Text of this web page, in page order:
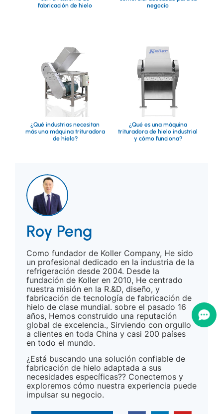
fabricación de hielo
negocio
¿Qué industrias necesitan
más una máquina trituradora
de hielo?
¿Qué es una máquina
trituradora de hielo industrial
y cómo funciona?
Roy Peng
Como fundador de Koller Company, He sido
un profesional dedicado en la industria de la
refrigeración desde 2004. Desde la
fundación de Koller en 2010, He centrado
nuestra misión en la R.&D, diseño, y
fabricación de tecnología de fabricación de
hielo de clase mundial. sobre el pasado 16
años, Hemos construido una reputación
global de excelencia., Sirviendo con orgullo
a clientes en toda China y casi 200 países
en todo el mundo.
¿Está buscando una solución confiable de
fabricación de hielo adaptada a sus
necesidades específicas?? Conectemos y
exploremos cómo nuestra experiencia puede
impulsar su negocio.